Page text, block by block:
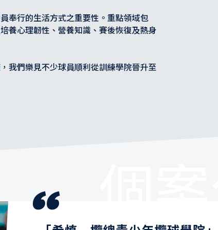
奉行的生活方式之重要性。重點領域包
養心理韌性、營養知識、賽後恢復及熱身
我們樂見不少球員順利從訓練學院晉升至